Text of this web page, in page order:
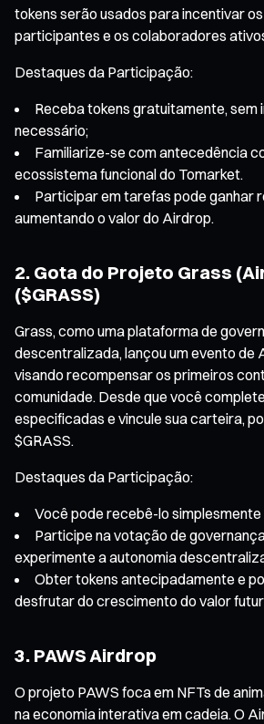
tokens serão usados para incentivar
participantes e os colaboradores
Destaques da Participação:
Receba tokens gratuitamente, sem
necessário;
Familiarize-se com antecedência
ecossistema funcional do Tomarket.
Participar em tarefas pode ganhar
aumentando o valor do Airdrop.
2. Gota do Projeto Grass
($GRASS)
Grass, como uma plataforma de
descentralizada, lançou um evento de
visando recompensar os primeiros
comunidade. Desde que você
especificadas e vincule sua carteira,
$GRASS.
Destaques da Participação:
Você pode recebê-lo
Participe na votação de
experimente a autonomia
Obter tokens antecipadamente e
desfrutar do crescimento do valor
3. PAWS Airdrop
O projeto PAWS foca em NFTs de
na economia interativa em cadeia. O